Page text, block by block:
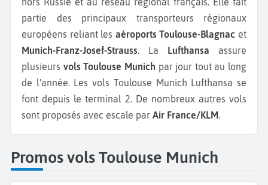
partie des principaux transporteurs régionaux
européens reliant les aéroports Toulouse-Blagnac et
Munich-Franz-Josef-Strauss. La Lufthansa assure
plusieurs vols Toulouse Munich par jour tout au long
de l'année. Les vols Toulouse Munich Lufthansa se
font depuis le terminal 2. De nombreux autres vols
sont proposés avec escale par Air France/KLM.
Promos vols Toulouse Munich